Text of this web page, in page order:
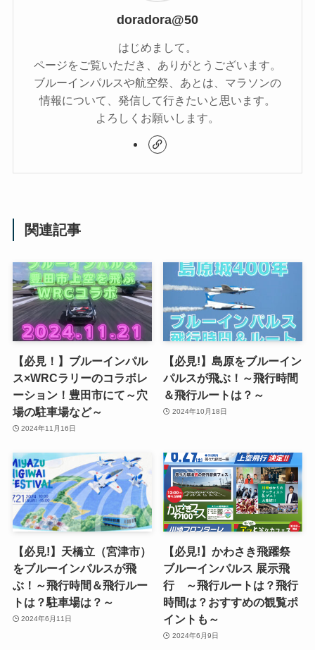
doradora@50
はじめまして。
ページをご覧いただき、ありがとうございます。
ブルーインパルスや航空祭、あとは、マラソンの
情報について、発信して行きたいと思います。
よろしくお願いします。
関連記事
【必見！】ブルーインパル
ス×WRCラリーのコラボレ
ーション！豊田市にて～穴
場の駐車場など～
2024年11月16日
【必見!】島原をブルーイン
パルスが飛ぶ！～飛行時間
＆飛行ルートは？～
2024年10月18日
【必見!】天橋立（宮津市）
をブルーインパルスが飛
ぶ！～飛行時間＆飛行ルー
トは？駐車場は？～
2024年6月11日
【必見!】かわさき飛躍祭
ブルーインパルス 展示飛
行 ～飛行ルートは？飛行
時間は？おすすめの観覧ポ
イントも～
2024年6月9日